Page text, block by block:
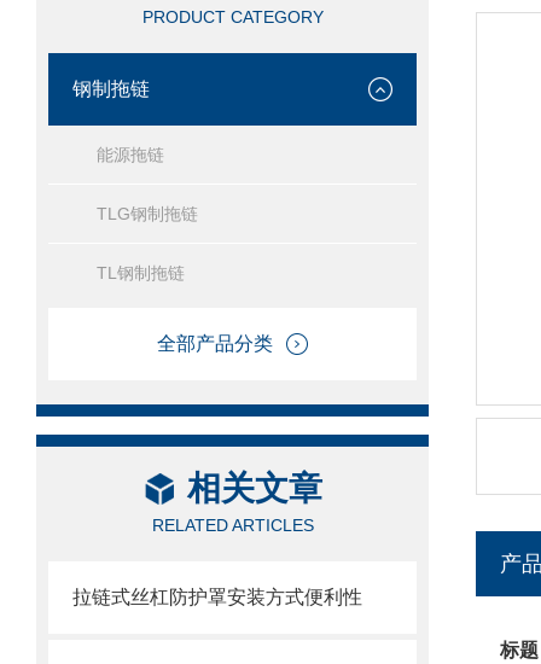
PRODUCT CATEGORY
钢制拖链
能源拖链
TLG钢制拖链
TL钢制拖链
全部产品分类
相关文章
RELATED ARTICLES
拉链式丝杠防护罩安装方式便利性
产
标